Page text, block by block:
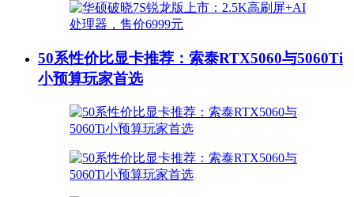
50系性价比显卡推荐：索泰RTX5060与5060Ti
小预算玩家首选